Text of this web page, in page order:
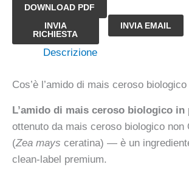
DOWNLOAD PDF
biologico
in
polvere
quantità
INVIA
RICHIESTA
INVIA EMAIL
Descrizione
Cos’è l’amido di mais ceroso
L’amido di mais ceroso biologico in
ottenuto da mais ceroso biologico non
(Zea mays ceratina) — è un
clean-label premium.